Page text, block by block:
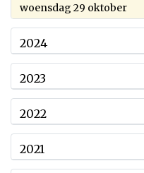
woensdag 29 oktober2025
2024
2023
2022
2021